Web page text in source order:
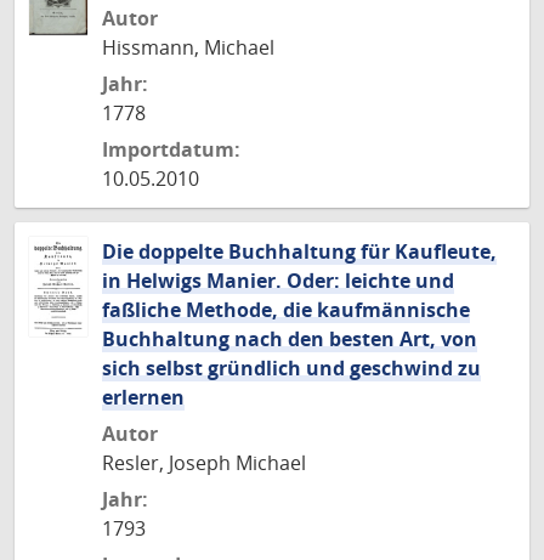
Autor
Hissmann, Michael
Jahr:
1778
Importdatum:
10.05.2010
Die doppelte Buchhaltung für Kaufleute,
in Helwigs Manier. Oder: leichte und
faßliche Methode, die kaufmännische
Buchhaltung nach den besten Art, von
sich selbst gründlich und geschwind zu
erlernen
Autor
Resler, Joseph Michael
Jahr:
1793